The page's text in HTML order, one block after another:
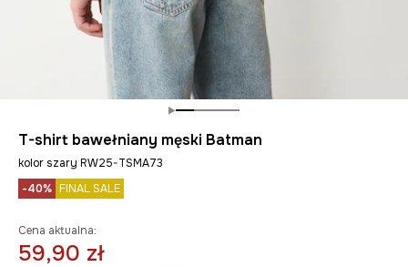
T-shirt bawełniany męski Batman
kolor szary RW25-TSMA73
-40% FINAL SALE
Cena aktualna:
59,90 zł